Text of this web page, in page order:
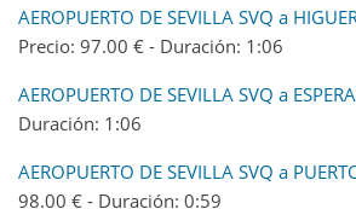
AEROPUERTO DE SEVILLA SVQ a
Precio: 97.00 € - Duración: 1:06
AEROPUERTO DE SEVILLA SVQ a ESPERA
Duración: 1:06
AEROPUERTO DE SEVILLA SVQ a
98.00 € - Duración: 0:59